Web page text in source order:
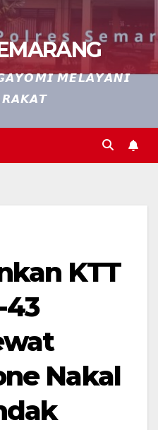
𝙈𝙀𝙇𝘼𝙔𝘼𝙉𝙄
KTT
43
Nakal